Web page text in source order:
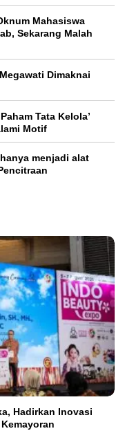
Mahasiswa
Sekarang Malah
Dimaknai
Tata Kelola’
Motif
menjadi alat
Hadirkan Inovasi